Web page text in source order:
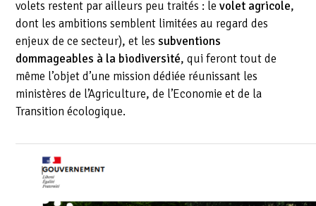
volets restent par ailleurs peu traités : le volet agricole,
dont les ambitions semblent limitées au regard des
enjeux de ce secteur), et les subventions
dommageables à la biodiversité, qui feront tout de
même l’objet d’une mission dédiée réunissant les
ministères de l’Agriculture, de l’Economie et de la
Transition écologique.